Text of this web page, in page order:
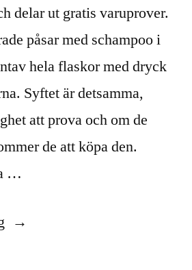
delar ut gratis varuprover.
påsar med schampoo i
hela flaskor med dryck
Syftet är detsamma,
att prova och om de
de att köpa den.
…
“Gratis